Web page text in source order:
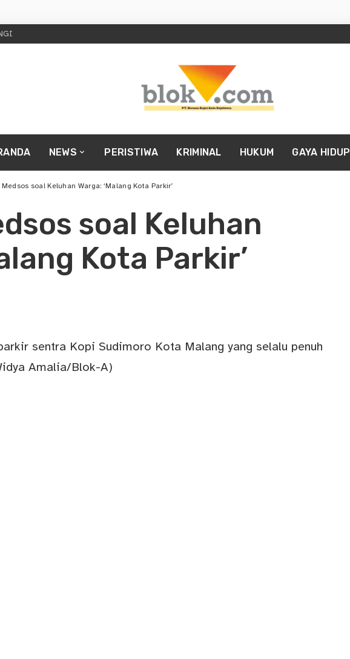
NEWS PERISTIWA KRIMINAL HUKUM GAYA HIDUP
soal Keluhan Warga: ‘Malang Kota Parkir’
soal Keluhan
Kota Parkir’